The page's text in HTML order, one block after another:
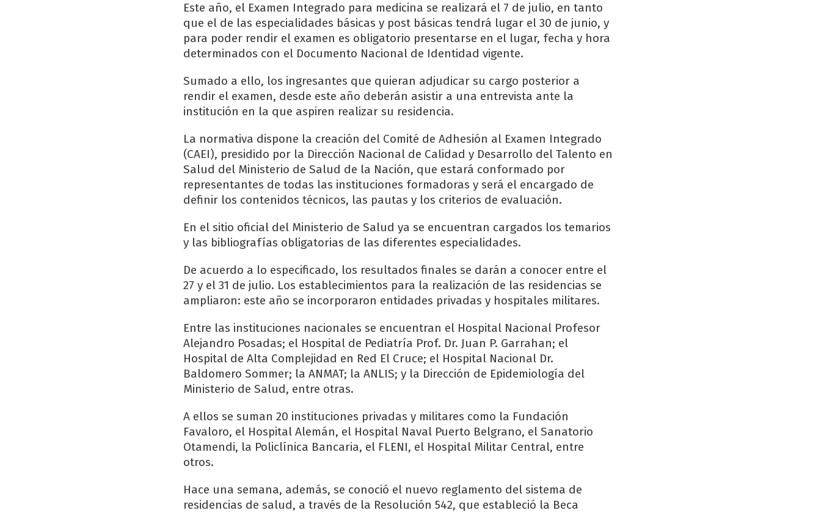
Este año, el Examen Integrado para medicina se realizará el 7 de julio, en tanto
que el de las especialidades básicas y post básicas tendrá lugar el 30 de junio, y
para poder rendir el examen es obligatorio presentarse en el lugar, fecha y hora
determinados con el Documento Nacional de Identidad vigente.
Sumado a ello, los ingresantes que quieran adjudicar su cargo posterior a
rendir el examen, desde este año deberán asistir a una entrevista ante la
institución en la que aspiren realizar su residencia.
La normativa dispone la creación del Comité de Adhesión al Examen Integrado
(CAEI), presidido por la Dirección Nacional de Calidad y Desarrollo del Talento en
Salud del Ministerio de Salud de la Nación, que estará conformado por
representantes de todas las instituciones formadoras y será el encargado de
definir los contenidos técnicos, las pautas y los criterios de evaluación.
En el sitio oficial del Ministerio de Salud ya se encuentran cargados los temarios
y las bibliografías obligatorias de las diferentes especialidades.
De acuerdo a lo especificado, los resultados finales se darán a conocer entre el
27 y el 31 de julio. Los establecimientos para la realización de las residencias se
ampliaron: este año se incorporaron entidades privadas y hospitales militares.
Entre las instituciones nacionales se encuentran el Hospital Nacional Profesor
Alejandro Posadas; el Hospital de Pediatría Prof. Dr. Juan P. Garrahan; el
Hospital de Alta Complejidad en Red El Cruce; el Hospital Nacional Dr.
Baldomero Sommer; la ANMAT; la ANLIS; y la Dirección de Epidemiología del
Ministerio de Salud, entre otras.
A ellos se suman 20 instituciones privadas y militares como la Fundación
Favaloro, el Hospital Alemán, el Hospital Naval Puerto Belgrano, el Sanatorio
Otamendi, la Policlínica Bancaria, el FLENI, el Hospital Militar Central, entre
otros.
Hace una semana, además, se conoció el nuevo reglamento del sistema de
residencias de salud, a través de la Resolución 542, que estableció la Beca